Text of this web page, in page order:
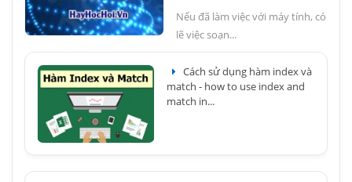
Nếu đã làm việc với máy tính, có
lẽ việc soạn...
Cách sử dụng hàm index và
match - how to use index and
match in...